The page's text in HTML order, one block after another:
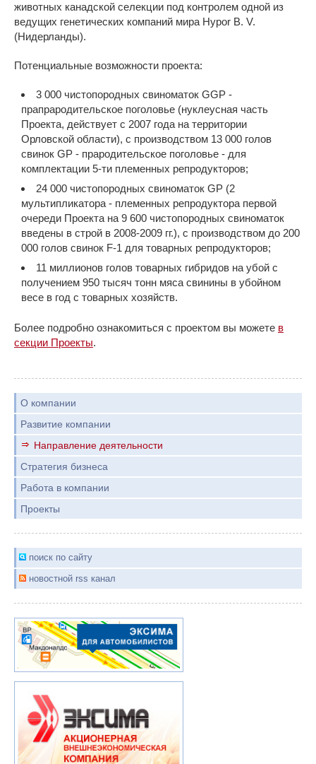
животных канадской селекции под контролем одной из
ведущих генетических компаний мира Hypor B. V.
(Нидерланды).
Потенциальные возможности проекта:
3 000 чистопородных свиноматок GGP -
прапрародительское поголовье (нуклеусная часть
Проекта, действует с 2007 года на территории
Орловской области), с производством 13 000 голов
свинок GP - прародительское поголовье - для
комплектации 5-ти племенных репродукторов;
24 000 чистопородных свиноматок GP (2
мультипликатора - племенных репродуктора первой
очереди Проекта на 9 600 чистопородных свиноматок
введены в строй в 2008-2009 гг.), с производством до 200
000 голов свинок F-1 для товарных репродукторов;
11 миллионов голов товарных гибридов на убой с
получением 950 тысяч тонн мяса свинины в убойном
весе в год с товарных хозяйств.
Более подробно ознакомиться с проектом вы можете в
секции Проекты.
О компании
Развитие компании
Направление деятельности
Стратегия бизнеса
Работа в компании
Проекты
поиск по сайту
новостной rss канал